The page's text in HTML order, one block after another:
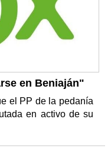
en Beniaján"
el PP de la pedanía
en activo de su